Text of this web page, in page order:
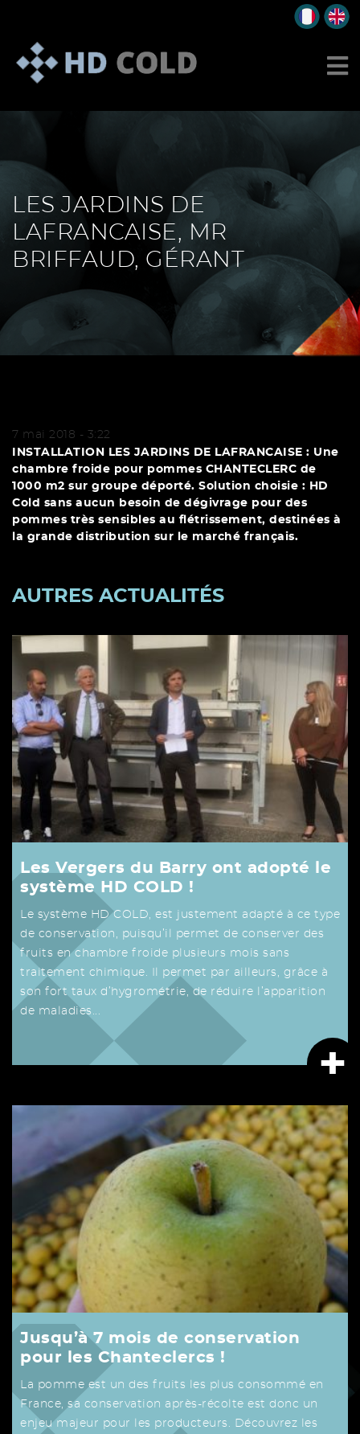
LES JARDINS DE
LAFRANCAISE, MR
BRIFFAUD, GÉRANT
7 mai 2018 - 3:22
INSTALLATION LES JARDINS DE LAFRANCAISE : Une
chambre froide pour pommes CHANTECLERC de
1000 m2 sur groupe déporté. Solution choisie : HD
Cold sans aucun besoin de dégivrage pour des
pommes très sensibles au flétrissement, destinées à
la grande distribution sur le marché français.
AUTRES ACTUALITÉS
Les Vergers du Barry ont adopté le
système HD COLD !
Le système HD COLD, est justement adapté à ce type
de conservation, puisqu’il permet de conserver des
fruits en chambre froide plusieurs mois sans
traitement chimique. Il permet par ailleurs, grâce à
son fort taux d’hygrométrie, de réduire l’apparition
de maladies...
+
Jusqu’à 7 mois de conservation
pour les Chanteclercs !
La pomme est un des fruits les plus consommé en
France, sa conservation après-récolte est donc un
enjeu majeur pour les producteurs. Découvrez les